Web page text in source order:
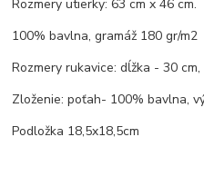
Rozmery utierky: 63 cm x 46 cm.
100% bavlna, gramáž 180 gr/m2
Rozmery rukavice: dĺžka - 30
Zloženie: poťah- 100% bavlna,
Podložka 18,5x18,5cm